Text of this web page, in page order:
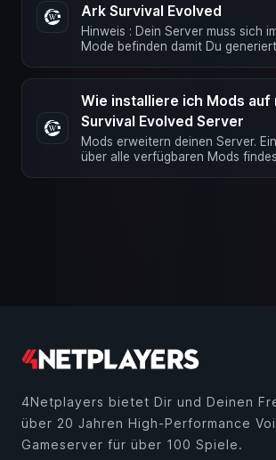
Ark Survival Evolved
Hinweis : Dein Server muss sich
Mode befinden damit Du
Wie installiere ich Mods auf
Survival Evolved Server
Mods erweitern deinen Server.
über alle verfügbaren Mods
4Netplayers bietet Dir und Deinen
über 20 Jahren High-Performance
Gameserver für über 100 Spiele.